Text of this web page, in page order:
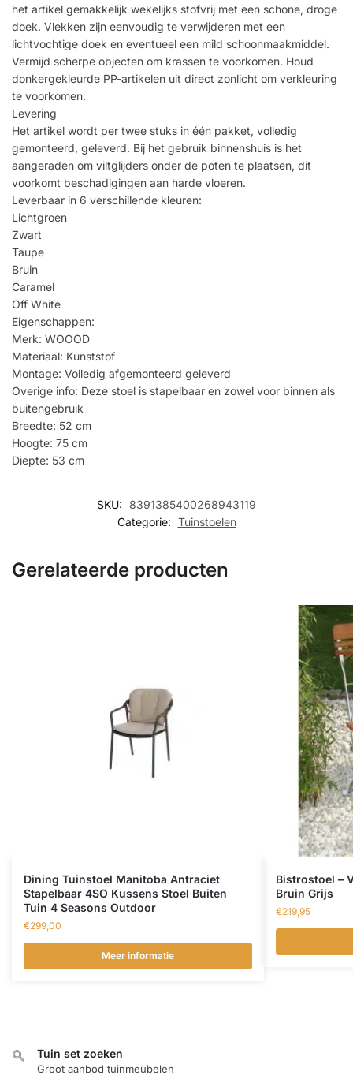
het artikel gemakkelijk wekelijks stofvrij met een schone, droge
doek. Vlekken zijn eenvoudig te verwijderen met een
lichtvochtige doek en eventueel een mild schoonmaakmiddel.
Vermijd scherpe objecten om krassen te voorkomen. Houd
donkergekleurde PP-artikelen uit direct zonlicht om verkleuring
te voorkomen.
Levering
Het artikel wordt per twee stuks in één pakket, volledig
gemonteerd, geleverd. Bij het gebruik binnenshuis is het
aangeraden om viltglijders onder de poten te plaatsen, dit
voorkomt beschadigingen aan harde vloeren.
Leverbaar in 6 verschillende kleuren:
Lichtgroen
Zwart
Taupe
Bruin
Caramel
Off White
Eigenschappen:
Merk: WOOOD
Materiaal: Kunststof
Montage: Volledig afgemonteerd geleverd
Overige info: Deze stoel is stapelbaar en zowel voor binnen als
buitengebruik
Breedte: 52 cm
Hoogte: 75 cm
Diepte: 53 cm
SKU:
8391385400268943119
Categorie: Tuinstoelen
Gerelateerde producten
Dining Tuinstoel Manitoba Antraciet
Stapelbaar 4SO Kussens Stoel Buiten
Tuin 4 Seasons Outdoor
€299,00
Meer informatie
Bistrostoel –
Bruin Grijs
€219,95
Tuin set zoeken
Groot aanbod tuinmeubelen